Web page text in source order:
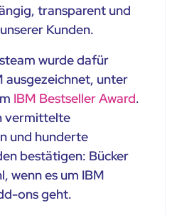
transparent und
Kunden.
wurde dafür
ausgezeichnet, unter
IBM Bestseller Award.
vermittelte
und hunderte
bestätigen: Bücker
wenn es um IBM
ons geht.